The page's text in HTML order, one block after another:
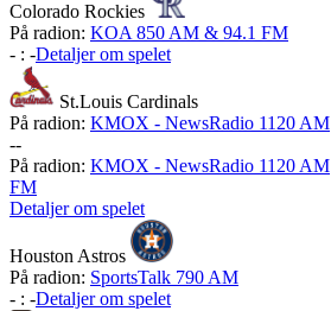
Colorado Rockies
På radion: KOA 850 AM & 94.1 FM
- : -Detaljer om spelet
St.Louis Cardinals
På radion: KMOX - NewsRadio 1120 AM
--
På radion: KMOX - NewsRadio 1120 AM
FM
Detaljer om spelet
Houston Astros
På radion: SportsTalk 790 AM
- : -Detaljer om spelet